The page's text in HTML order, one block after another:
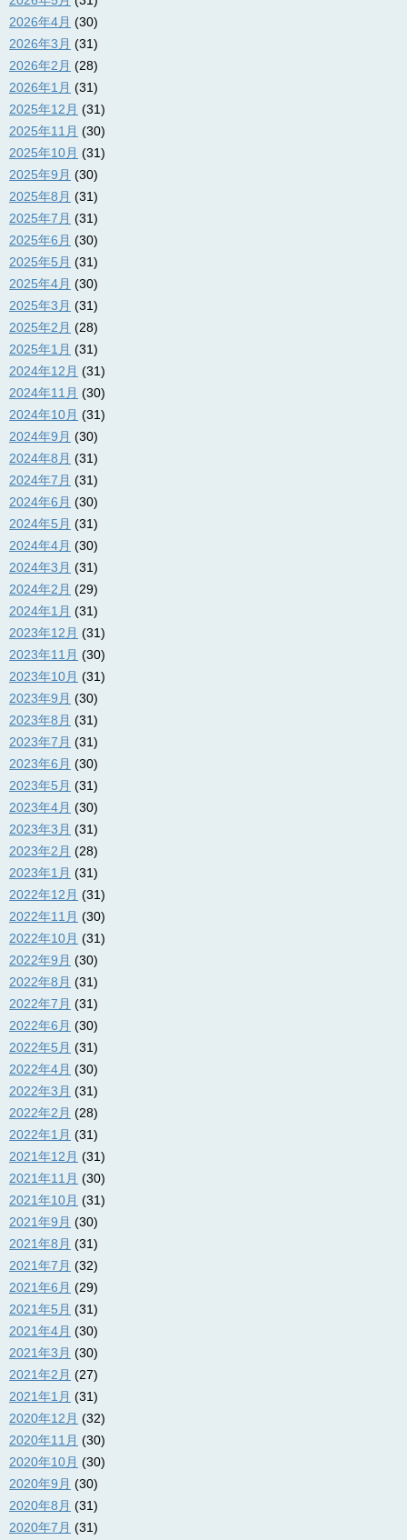
2026年4月 (30)
2026年3月 (31)
2026年2月 (28)
2026年1月 (31)
2025年12月 (31)
2025年11月 (30)
2025年10月 (31)
2025年9月 (30)
2025年8月 (31)
2025年7月 (31)
2025年6月 (30)
2025年5月 (31)
2025年4月 (30)
2025年3月 (31)
2025年2月 (28)
2025年1月 (31)
2024年12月 (31)
2024年11月 (30)
2024年10月 (31)
2024年9月 (30)
2024年8月 (31)
2024年7月 (31)
2024年6月 (30)
2024年5月 (31)
2024年4月 (30)
2024年3月 (31)
2024年2月 (29)
2024年1月 (31)
2023年12月 (31)
2023年11月 (30)
2023年10月 (31)
2023年9月 (30)
2023年8月 (31)
2023年7月 (31)
2023年6月 (30)
2023年5月 (31)
2023年4月 (30)
2023年3月 (31)
2023年2月 (28)
2023年1月 (31)
2022年12月 (31)
2022年11月 (30)
2022年10月 (31)
2022年9月 (30)
2022年8月 (31)
2022年7月 (31)
2022年6月 (30)
2022年5月 (31)
2022年4月 (30)
2022年3月 (31)
2022年2月 (28)
2022年1月 (31)
2021年12月 (31)
2021年11月 (30)
2021年10月 (31)
2021年9月 (30)
2021年8月 (31)
2021年7月 (32)
2021年6月 (29)
2021年5月 (31)
2021年4月 (30)
2021年3月 (30)
2021年2月 (27)
2021年1月 (31)
2020年12月 (32)
2020年11月 (30)
2020年10月 (30)
2020年9月 (30)
2020年8月 (31)
2020年7月 (31)